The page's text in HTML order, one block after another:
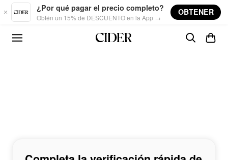
Skip to main content
¿Por qué pagar el precio completo?
Obtén un 15% de DESCUENTO en la App →
OBTENER